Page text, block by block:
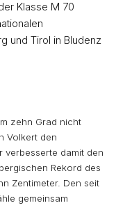
Klasse M 70
und Tirol in Bludenz
zehn Grad nicht
Volkert den
verbesserte damit den
Rekord des
Zentimeter. Den seit
gemeinsam